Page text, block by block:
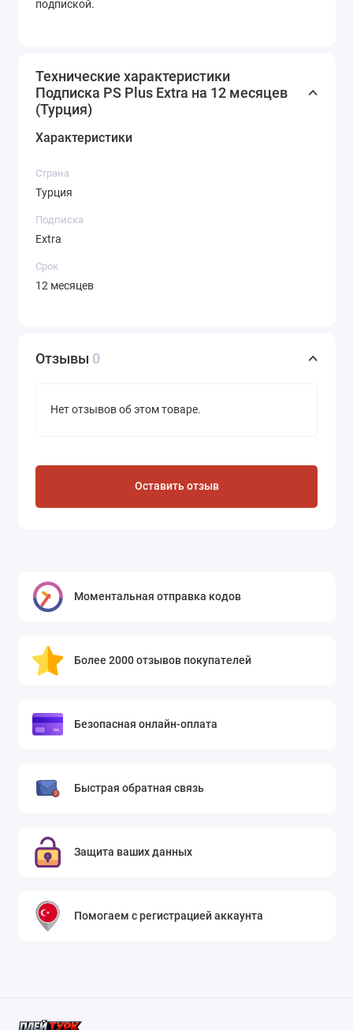
подпиской.
Технические характеристики
Подписка PS Plus Extra на 12 месяцев
(Турция)
Характеристики
Страна
Турция
Подписка
Extra
Срок
12 месяцев
Отзывы 0
Нет отзывов об этом товаре.
Оставить отзыв
Моментальная отправка кодов
Более 2000 отзывов покупателей
Безопасная онлайн-оплата
Быстрая обратная связь
Защита ваших данных
Помогаем с регистрацией аккаунта